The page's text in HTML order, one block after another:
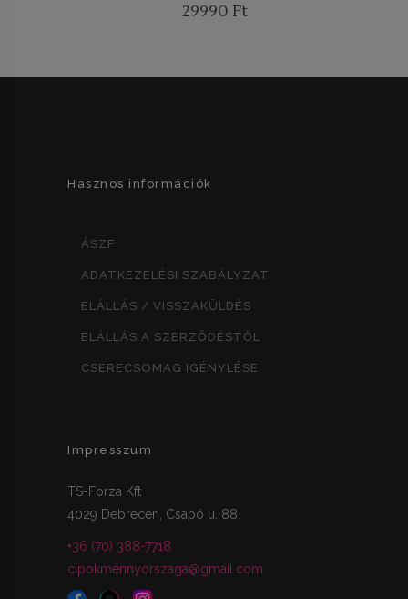
29990 Ft
Hasznos információk
ÁSZF
ADATKEZELÉSI SZABÁLYZAT
ELÁLLÁS / VISSZAKÜLDÉS
ELÁLLÁS A SZERZŐDÉSTŐL
CSERECSOMAG IGÉNYLÉSE
Impresszum
TS-Forza Kft
4029 Debrecen, Csapó u. 88.
+36 (70) 388-7718
cipokmennyorszaga@gmail.com